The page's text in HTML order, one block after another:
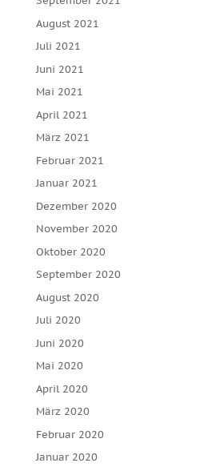
August 2021
Juli 2021
Juni 2021
Mai 2021
April 2021
März 2021
Februar 2021
Januar 2021
Dezember 2020
November 2020
Oktober 2020
September 2020
August 2020
Juli 2020
Juni 2020
Mai 2020
April 2020
März 2020
Februar 2020
Januar 2020